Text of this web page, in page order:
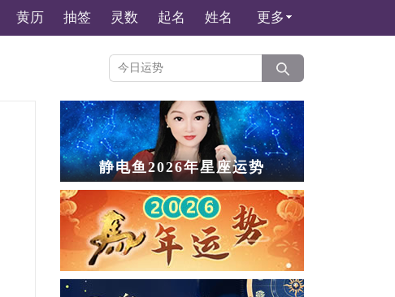
黄历 抽签 灵数 起名 姓名 更多
静电鱼2026年星座运势